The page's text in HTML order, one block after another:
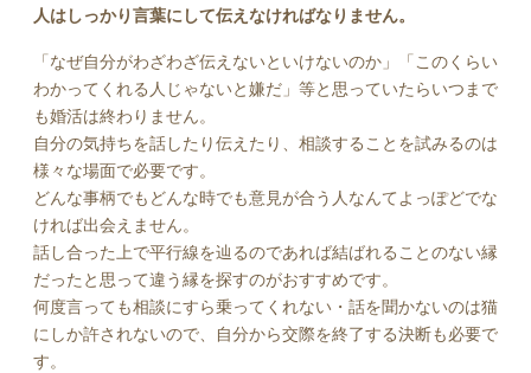
人はしっかり言葉にして伝えなければなりません。
「なぜ自分がわざわざ伝えないといけないのか」「このくらい
わかってくれる人じゃないと嫌だ」等と思っていたらいつまで
も婚活は終わりません。
自分の気持ちを話したり伝えたり、相談することを試みるのは
様々な場面で必要です。
どんな事柄でもどんな時でも意見が合う人なんてよっぽどでな
ければ出会えません。
話し合った上で平行線を辿るのであれば結ばれることのない縁
だったと思って違う縁を探すのがおすすめです。
何度言っても相談にすら乗ってくれない・話を聞かないのは猫
にしか許されないので、自分から交際を終了する決断も必要で
す。